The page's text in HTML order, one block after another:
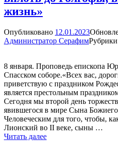
жизнь»
Опубликовано 12.01.2023
Администратор Серафим
8 января. Проповедь епископа
Спасском соборе.«Всех вас,
приветствую с праздником
является престольным
Сегодня мы второй день
явившегося в мире Сына
Человеческим для того, чтобы,
Лионский во II веке, сыны …
Читать далее«Последуя